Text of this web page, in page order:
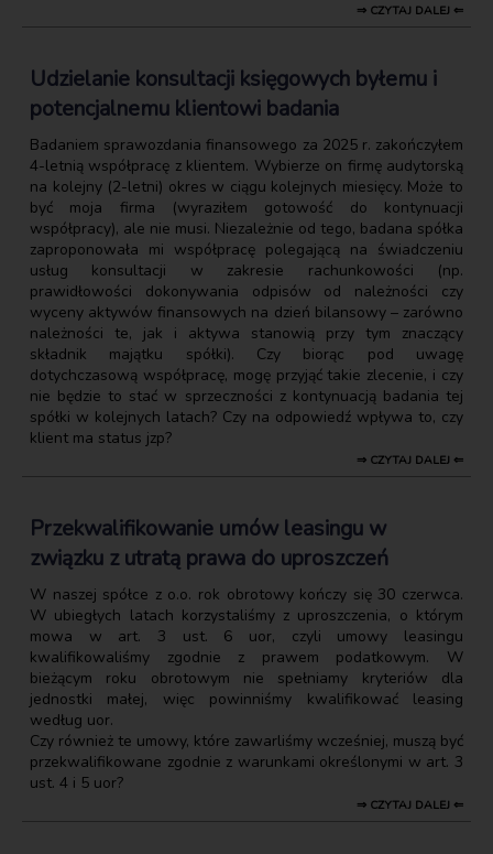
⇒ CZYTAJ DALEJ ⇐
Udzielanie konsultacji księgowych byłemu i
potencjalnemu klientowi badania
Badaniem sprawozdania finansowego za 2025 r. zakończyłem
4-letnią współpracę z klientem. Wybierze on firmę audytorską
na kolejny (2-letni) okres w ciągu kolejnych miesięcy. Może to
być moja firma (wyraziłem gotowość do kontynuacji
współpracy), ale nie musi. Niezależnie od tego, badana spółka
zaproponowała mi współpracę polegającą na świadczeniu
usług konsultacji w zakresie rachunkowości (np.
prawidłowości dokonywania odpisów od należności czy
wyceny aktywów finansowych na dzień bilansowy – zarówno
należności te, jak i aktywa stanowią przy tym znaczący
składnik majątku spółki). Czy biorąc pod uwagę
dotychczasową współpracę, mogę przyjąć takie zlecenie, i czy
nie będzie to stać w sprzeczności z kontynuacją badania tej
spółki w kolejnych latach? Czy na odpowiedź wpływa to, czy
klient ma status jzp?
⇒ CZYTAJ DALEJ ⇐
Przekwalifikowanie umów leasingu w
związku z utratą prawa do uproszczeń
W naszej spółce z o.o. rok obrotowy kończy się 30 czerwca.
W ubiegłych latach korzystaliśmy z uproszczenia, o którym
mowa w art. 3 ust. 6 uor, czyli umowy leasingu
kwalifikowaliśmy zgodnie z prawem podatkowym. W
bieżącym roku obrotowym nie spełniamy kryteriów dla
jednostki małej, więc powinniśmy kwalifikować leasing
według uor.
Czy również te umowy, które zawarliśmy wcześniej, muszą być
przekwalifikowane zgodnie z warunkami określonymi w art. 3
ust. 4 i 5 uor?
⇒ CZYTAJ DALEJ ⇐